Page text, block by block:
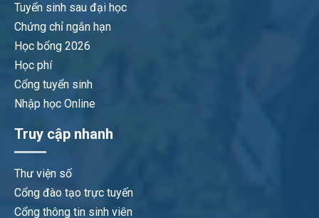
Tuyển sinh sau đại học
Chứng chỉ ngắn hạn
Học bổng 2026
Học phí
Cổng tuyển sinh
Nhập học Online
Truy cập nhanh
Thư viện số
Cổng đào tạo trực tuyến
Cổng thông tin sinh viên